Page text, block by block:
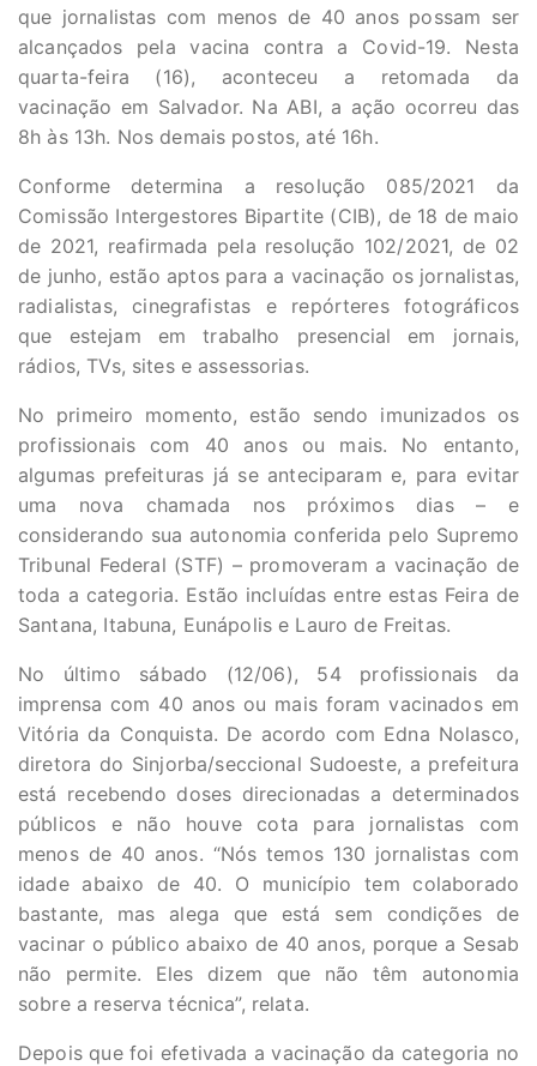
que jornalistas com menos de 40 anos possam ser
alcançados pela vacina contra a Covid-19. Nesta
quarta-feira (16), aconteceu a retomada da
vacinação em Salvador. Na ABI, a ação ocorreu das
8h às 13h. Nos demais postos, até 16h.
Conforme determina a resolução 085/2021 da
Comissão Intergestores Bipartite (CIB), de 18 de maio
de 2021, reafirmada pela resolução 102/2021, de 02
de junho, estão aptos para a vacinação os jornalistas,
radialistas, cinegrafistas e repórteres fotográficos
que estejam em trabalho presencial em jornais,
rádios, TVs, sites e assessorias.
No primeiro momento, estão sendo imunizados os
profissionais com 40 anos ou mais. No entanto,
algumas prefeituras já se anteciparam e, para evitar
uma nova chamada nos próximos dias – e
considerando sua autonomia conferida pelo Supremo
Tribunal Federal (STF) – promoveram a vacinação de
toda a categoria. Estão incluídas entre estas Feira de
Santana, Itabuna, Eunápolis e Lauro de Freitas.
No último sábado (12/06), 54 profissionais da
imprensa com 40 anos ou mais foram vacinados em
Vitória da Conquista. De acordo com Edna Nolasco,
diretora do Sinjorba/seccional Sudoeste, a prefeitura
está recebendo doses direcionadas a determinados
públicos e não houve cota para jornalistas com
menos de 40 anos. “Nós temos 130 jornalistas com
idade abaixo de 40. O município tem colaborado
bastante, mas alega que está sem condições de
vacinar o público abaixo de 40 anos, porque a Sesab
não permite. Eles dizem que não têm autonomia
sobre a reserva técnica”, relata.
Depois que foi efetivada a vacinação da categoria no